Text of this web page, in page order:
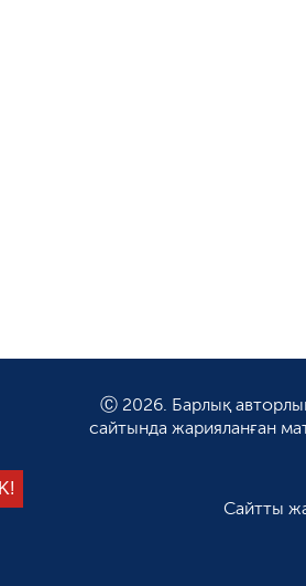
Ⓒ 2026. Барлық
сайтында жарияланған
Сайтты